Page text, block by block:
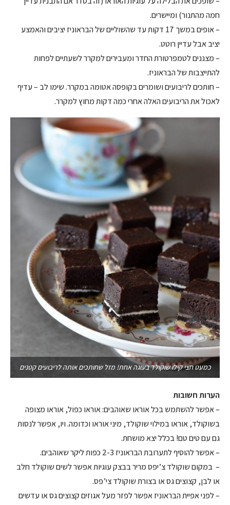
חמה מהתנור) ומיישרים.
– אופים במשך 17 דקות עד שהשוליים של הבראוניז יציבים והאמצע
יציב אבל עדיין רוטט.
– מצננים לטמפרטורת החדר ומעבירים למקרר לשעתיים לפחות
להתייצבות של הבראוניז.
– חותכים לריבועים ושומרים בקופסה אטומה במקרר. שימו לב – עדיף
לאכול את הריבועים האלה אחרי כמה דקות מחוץ למקרר.
כמעט חצי קילו שוקולד בעוגה אחת! מזל שחותכים אותה לריבועים קטנים
הערות חשובות
– אפשר להשתמש בכל אוראו שאוהבים: אוראו כפול, אוראו מצופה
בשוקולד, אוראו במילוי שוקולד, מיני אוראו וכדומה. ויו, אפשר לנסות
גם עם טים טם! בכלל יצא מושחת.
– אפשר להוסיף לתערובת הבראוניז 2-3 כפות ליקר שאוהבים.
– במקום שוקולד צ’יפס מריר בבצק עוגיות אפשר לשים שוקולד חלב
או לבן, קצוצים גס או בצורת שוקולד צי’פס.
– לפני אפיית הבראוניז אפשר לפזר מעל אגוזים קצוצים גס או עדשים